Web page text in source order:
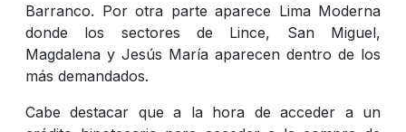
Barranco. Por otra parte aparece Lima Moderna
donde los sectores de Lince, San Miguel,
Magdalena y Jesús María aparecen dentro de los
más demandados.
Cabe destacar que a la hora de acceder a un